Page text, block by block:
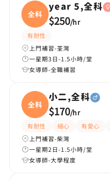
全科
year 5,全科
$250/hr
有耐性
上門補習-荃灣
一星期3日-1.5小時/堂
女導師-全職補習
全科
小二,全科
$170/hr
有耐性 細心 有愛心
上門補習-柴灣
一星期2日-1.5小時/堂
女導師-大學程度